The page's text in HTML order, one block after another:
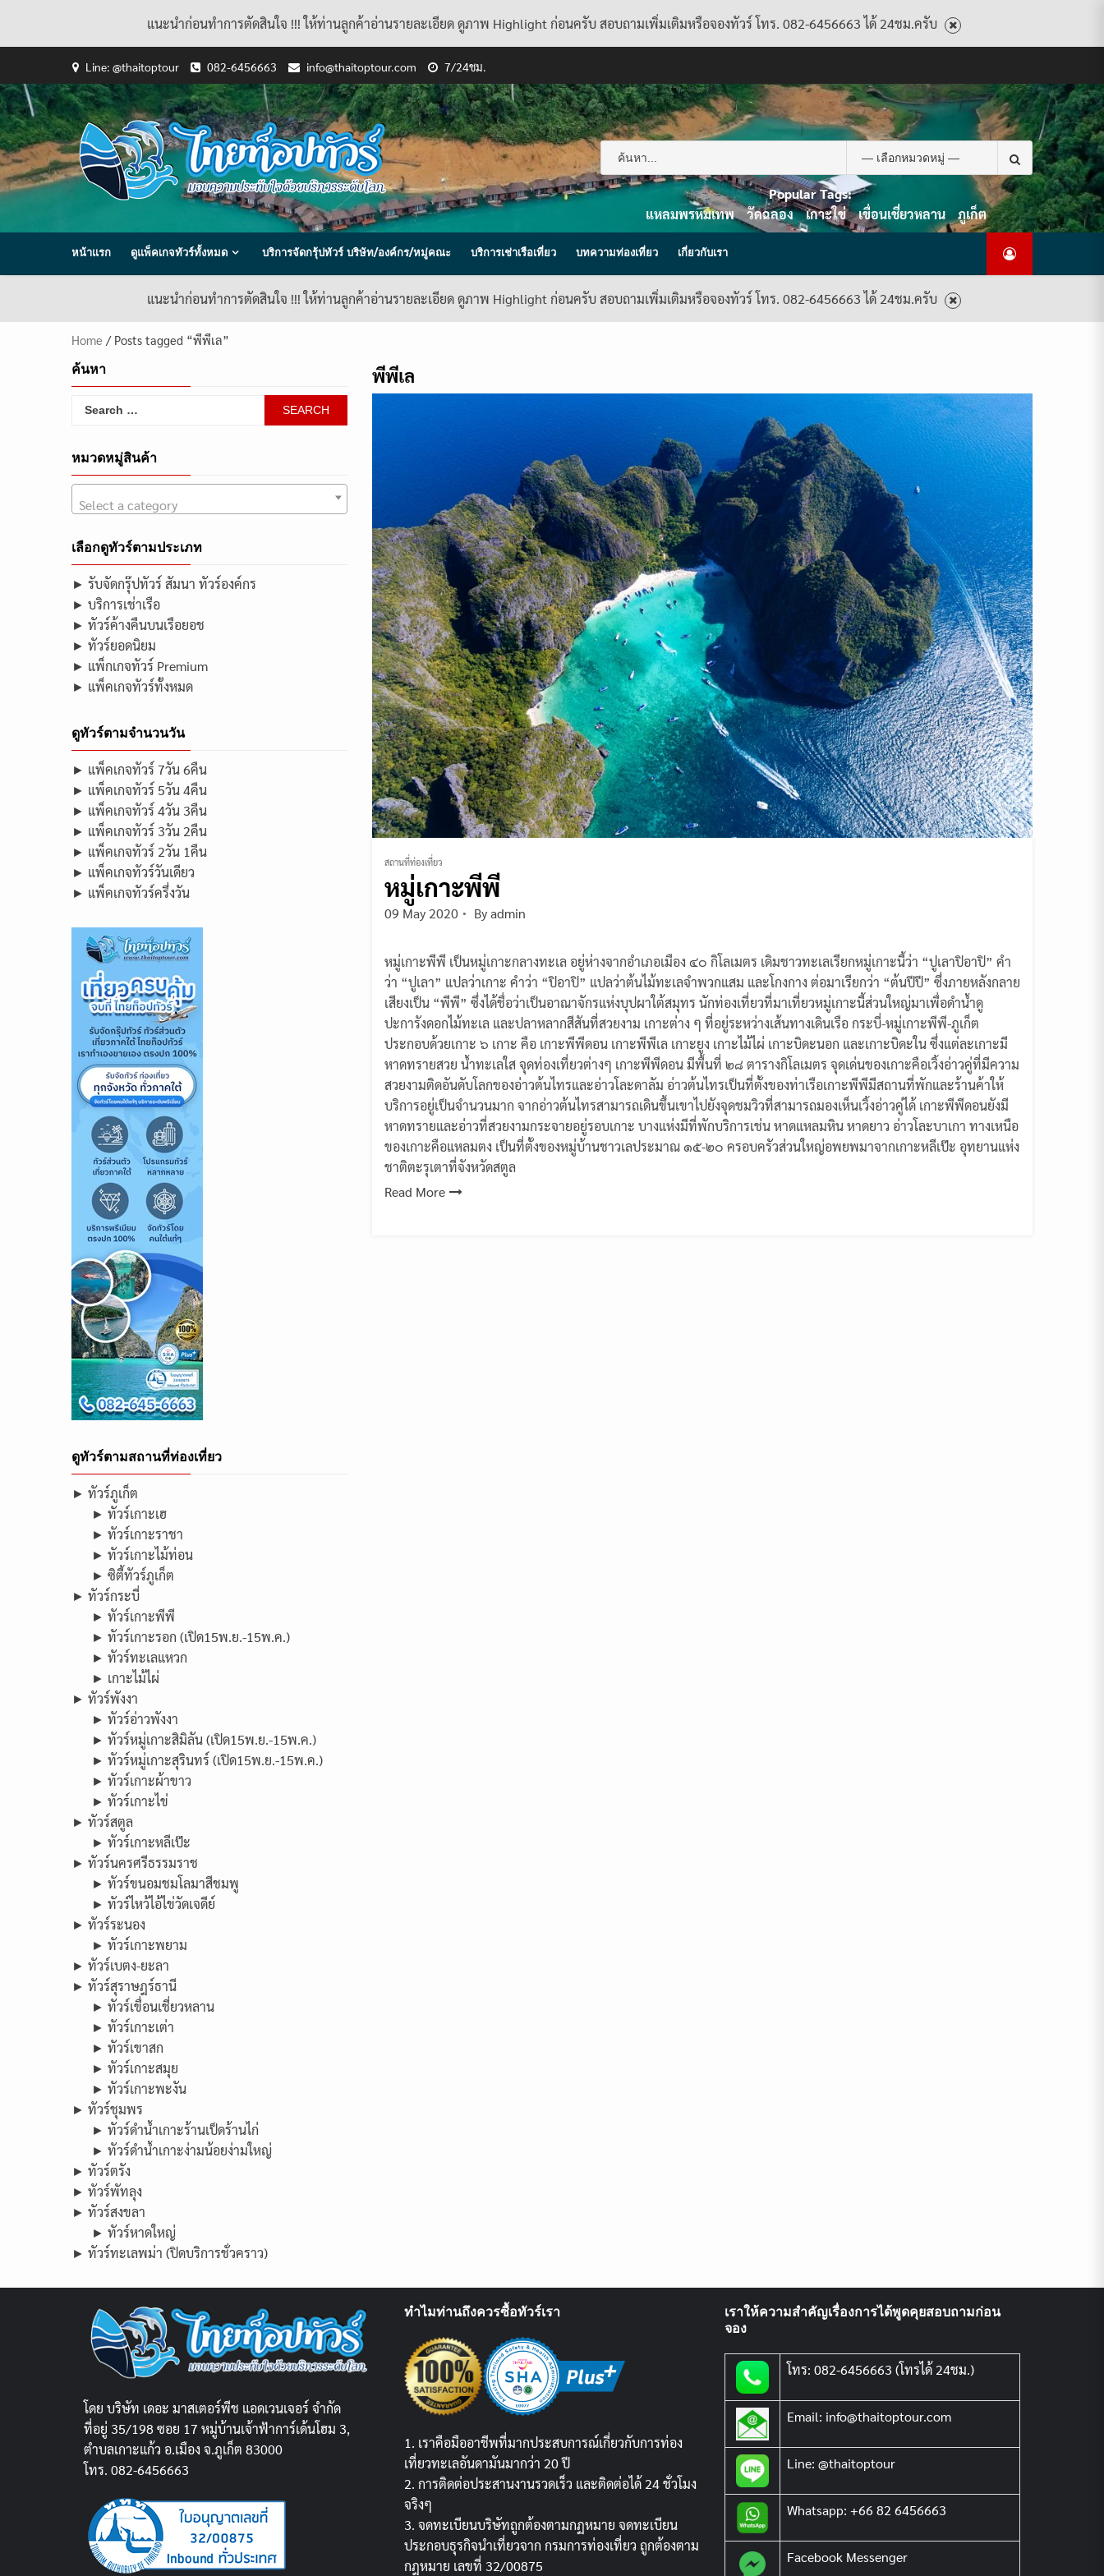
แนะนำก่อนทำการตัดสินใจ !!! ให้ท่านลูกค้าอ่านรายละเอียด ดูภาพ Highlight ก่อนครับ สอบถามเพิ่มเติมหรือจองทัวร์ โทร. 082-6456663 ได้ 24ชม.ครับ
content
Line: @thaitoptour 082-6456663 info@thaitoptour.com 7/24ชม.
USACCOUNT
POLICY
AND
CONDITIONS
แพ็คเกจ
ทัวร์
ทั้งหมด
ต้อนรับ
สู่
ไทย
ท็อป
ทัวร์
กับ
เรา
ทัวร์
ทั้งหมด
Search
for:
Popular Tags:
แหลมพรหมเทพ
วัดฉลอง เกาะใข่ เขื่อนเชี่ยวหลาน ภูเก็ต
หน้าแรก ดูแพ็คเกจทัวร์ทั้งหมด บริการจัดกรุ้ปทัวร์ บริษัท/องค์กร/หมู่คณะ บริการเช่าเรือเที่ยว บทความท่องเที่ยว เกี่ยวกับเรา
แนะนำก่อนทำการตัดสินใจ !!! ให้ท่านลูกค้าอ่านรายละเอียด ดูภาพ Highlight ก่อนครับ สอบถามเพิ่มเติมหรือจองทัวร์ โทร. 082-6456663 ได้ 24ชม.ครับ
Home / Posts tagged “พีพีเล”
พีพีเล
สถานที่ท่องเที่ยว
หมู่เกาะพีพี
09 May 2020 Byadmin
หมู่เกาะพีพี เป็นหมู่เกาะกลางทะเล อยู่ห่างจากอําเภอเมือง ๔๐ กิโลเมตร เดิมชาวทะเลเรียกหมู่เกาะนี้ว่า “ปูเลาปิอาปิ” คํา
ว่า “ปูเลา” แปลว่าเกาะ คําว่า “ปิอาปิ” แปลว่าต้นไม้ทะเลจําพวกแสม และโกงกาง ต่อมาเรียกว่า “ต้นปีปี” ซึ่งภายหลังกลาย
เสียงเป็น “พีพี” ซึ่งได้ชื่อว่าเป็นอาณาจักรแห่งบุปผาใต้สมุทร นักท่องเที่ยวที่มาเที่ยวหมู่เกาะนี้ส่วนใหญ่มาเพื่อดําน้ำดู
ปะการังดอกไม้ทะเล และปลาหลากสีสันที่สวยงาม เกาะต่าง ๆ ที่อยู่ระหว่างเส้นทางเดินเรือ กระบี่-หมู่เกาะพีพี-ภูเก็ต
ประกอบด้วยเกาะ ๖ เกาะ คือ เกาะพีพีดอน เกาะพีพีเล เกาะยูง เกาะไม้ไผ่ เกาะบิดะนอก และเกาะบิดะใน ซึ่งแต่ละเกาะมี
หาดทรายสวย น้ำทะเลใส จุดท่องเที่ยวต่างๆ เกาะพีพีดอน มีพื้นที่ ๒๘ ตารางกิโลเมตร จุดเด่นของเกาะคือเวิ้งอ่าวคู่ที่มีความ
สวยงามติดอันดับโลกของอ่าวต้นไทรและอ่าวโละดาลัม อ่าวต้นไทรเป็นที่ตั้งของท่าเรือเกาะพีพีมีสถานที่พักและร้านค้าให้
บริการอยู่เป็นจํานวนมาก จากอ่าวต้นไทรสามารถเดินขึ้นเขาไปยังจุดชมวิวที่สามารถมองเห็นเวิ้งอ่าวคู่ได้ เกาะพีพีดอนยังมี
หาดทรายและอ่าวที่สวยงามกระจายอยู่รอบเกาะ บางแห่งมีที่พักบริการเช่น หาดแหลมหิน หาดยาว อ่าวโละบาเกา ทางเหนือ
ของเกาะคือแหลมตง เป็นที่ตั้งของหมู่บ้านชาวเลประมาณ ๑๕-๒๐ ครอบครัวส่วนใหญ่อพยพมาจากเกาะหลีเป๊ะ อุทยานแห่ง
ชาติตะรุเตาที่จังหวัดสตูล
Read More
ค้นหา
Search
หมวดหมู่สินค้า
Select a category
เลือกดูทัวร์ตามประเภท
► รับจัดกรุ๊ปทัวร์ สัมนา ทัวร์องค์กร
► บริการเช่าเรือ
► ทัวร์ค้างคืนบนเรือยอช
► ทัวร์ยอดนิยม
► แพ็กเกจทัวร์ Premium
► แพ็คเกจทัวร์ทั้งหมด
ดูทัวร์ตามจำนวนวัน
► แพ็คเกจทัวร์ 7วัน 6คืน
► แพ็คเกจทัวร์ 5วัน 4คืน
► แพ็คเกจทัวร์ 4วัน 3คืน
► แพ็คเกจทัวร์ 3วัน 2คืน
► แพ็คเกจทัวร์ 2วัน 1คืน
► แพ็คเกจทัวร์วันเดียว
► แพ็คเกจทัวร์ครึ่งวัน
ดูทัวร์ตามสถานที่ท่องเที่ยว
► ทัวร์ภูเก็ต
► ทัวร์เกาะเฮ
► ทัวร์เกาะราชา
► ทัวร์เกาะไม้ท่อน
► ซิตี้ทัวร์ภูเก็ต
► ทัวร์กระบี่
► ทัวร์เกาะพีพี
► ทัวร์เกาะรอก (เปิด15พ.ย.-15พ.ค.)
► ทัวร์ทะเลแหวก
► เกาะไม้ไผ่
► ทัวร์พังงา
► ทัวร์อ่าวพังงา
► ทัวร์หมู่เกาะสิมิลัน (เปิด15พ.ย.-15พ.ค.)
► ทัวร์หมู่เกาะสุรินทร์ (เปิด15พ.ย.-15พ.ค.)
► ทัวร์เกาะผ้าขาว
► ทัวร์เกาะไข่
► ทัวร์สตูล
► ทัวร์เกาะหลีเป๊ะ
► ทัวร์นครศรีธรรมราช
► ทัวร์ขนอมชมโลมาสีชมพู
► ทัวร์ไหว้ไอ้ไข่วัดเจดีย์
► ทัวร์ระนอง
► ทัวร์เกาะพยาม
► ทัวร์เบตง-ยะลา
► ทัวร์สุราษฎร์ธานี
► ทัวร์เขื่อนเชี่ยวหลาน
► ทัวร์เกาะเต่า
► ทัวร์เขาสก
► ทัวร์เกาะสมุย
► ทัวร์เกาะพะงัน
► ทัวร์ชุมพร
► ทัวร์ดำน้ำเกาะร้านเป็ดร้านไก่
► ทัวร์ดำน้ำเกาะง่ามน้อยง่ามใหญ่
► ทัวร์ตรัง
► ทัวร์พัทลุง
► ทัวร์สงขลา
► ทัวร์หาดใหญ่
► ทัวร์ทะเลพม่า (ปิดบริการชั่วคราว)
โดย บริษัท เดอะ มาสเตอร์พีช แอดเวนเจอร์ จำกัด
ที่อยู่ 35/198 ซอย 17 หมู่บ้านเจ้าฟ้าการ์เด้นโฮม 3,
ตำบลเกาะแก้ว อ.เมือง จ.ภูเก็ต 83000
โทร. 082-6456663
ทำไมท่านถึงควรซื้อทัวร์เรา
1. เราคือมืออาชีพที่มากประสบการณ์เกี่ยวกับการท่อง
เที่ยวทะเลอันดามันมากว่า 20 ปี
2. การติดต่อประสานงานรวดเร็ว และติดต่อได้ 24 ชั่วโมง
จริงๆ
3. จดทะเบียนบริษัทถูกต้องตามกฏหมาย จดทะเบียน
ประกอบธุรกิจนำเที่ยวจาก กรมการท่องเที่ยว ถูกต้องตาม
กฎหมาย เลขที่ 32/00875
เราให้ความสำคัญเรื่องการได้พูดคุยสอบถามก่อน
จอง
โทร: 082-6456663 (โทรได้ 24ชม.)
Email: info@thaitoptour.com
Line: @thaitoptour
Whatsapp: +66 82 6456663
Facebook Messenger